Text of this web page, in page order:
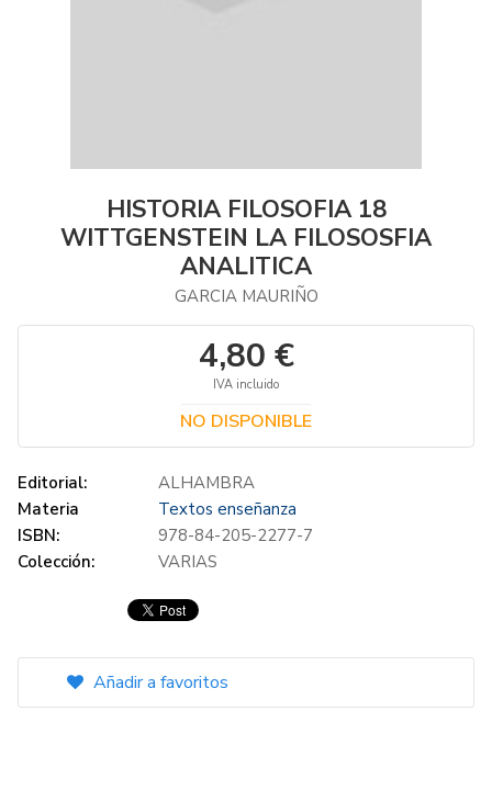
HISTORIA FILOSOFIA 18
WITTGENSTEIN LA FILOSOSFIA
ANALITICA
GARCIA MAURIÑO
4,80 €
IVA incluido
NO DISPONIBLE
Editorial:
ALHAMBRA
Materia
Textos enseñanza
ISBN:
978-84-205-2277-7
Colección:
VARIAS
Añadir a favoritos